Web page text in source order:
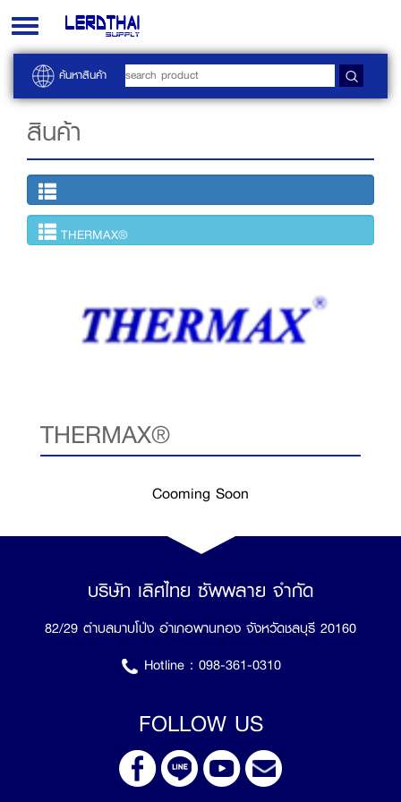
Toggle
navigation
ค้นหาสินค้า
สินค้า
THERMAX®
THERMAX®
Cooming Soon
บริษัท เลิศไทย ซัพพลาย จำกัด
82/29 ตำบลมาบโป่ง อำเภอพานทอง จังหวัดชลบุรี 20160
Hotline : 098-361-0310
FOLLOW US